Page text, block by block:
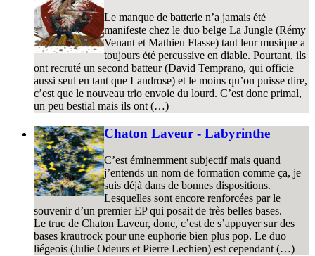
Le manque de batterie n’a jamais été
manifeste chez le duo belge La Jungle (Rémy
Venant et Mathieu Flasse) tant leur musique a
toujours été percussive en diable. Pourtant, ils
ont recruté un second batteur (David Temprano, qui officie
aussi seul en tant que Landrose) et le moins qu’on puisse dire,
c’est que le nouveau trio envoie du lourd. C’est donc primal,
un peu bestial mais ils ont (…)
Chaton Laveur - Labyrinthe
C’est éminemment subjectif mais quand
j’entends un nom de formation comme ça, je
suis déjà dans de bonnes dispositions.
Lesquelles sont encore renforcées par le
souvenir d’un premier EP qui posait de très belles bases.
Le truc de Chaton Laveur, donc, c’est de s’appuyer sur des
bases krautrock pour une euphorie bien plus pop. Le duo
liégeois (Julie Odeurs et Pierre Lechien) est cependant (…)